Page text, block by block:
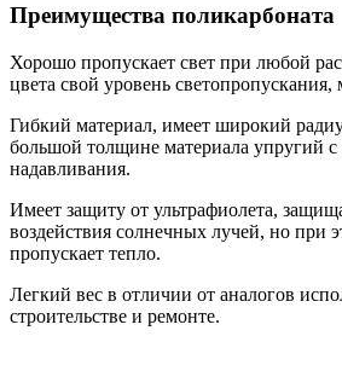
Преимущества поликарбоната
Хорошо пропускает свет при любой
цвета свой уровень
Гибкий материал, имеет широкий
большой толщине материала упругий с
надавливания.
Имеет защиту от ультрафиолета,
воздействия солнечных лучей, но при
пропускает тепло.
Легкий вес в отличии от аналогов
строительстве и ремонте.